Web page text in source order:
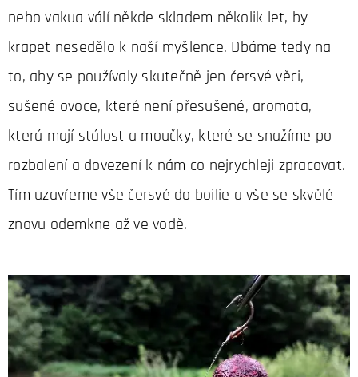
nebo vakua válí někde skladem několik let, by
krapet nesedělo k naší myšlence. Dbáme tedy na
to, aby se používaly skutečně jen čersvé věci,
sušené ovoce, které není přesušené, aromata,
která mají stálost a moučky, které se snažíme po
rozbalení a dovezení k nám co nejrychleji zpracovat.
Tím uzavřeme vše čersvé do boilie a vše se skvělé
znovu odemkne až ve vodě.